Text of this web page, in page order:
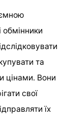
та
цінами. Вони
свої
їх